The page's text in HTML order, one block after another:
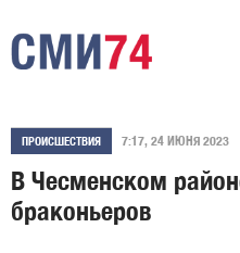
ПРОИСШЕСТВИЯ 7:17, 24 ИЮНЯ 2023
В Чесменском
браконьеров